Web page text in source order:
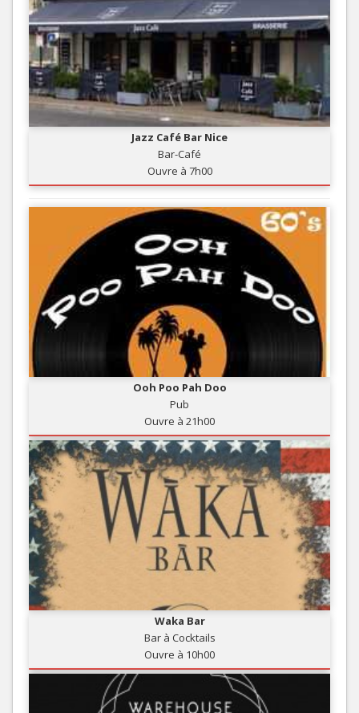
Jazz Café Bar Nice
Bar-Café
Ouvre à 7h00
Ooh Poo Pah Doo
Pub
Ouvre à 21h00
Waka Bar
Bar à Cocktails
Ouvre à 10h00